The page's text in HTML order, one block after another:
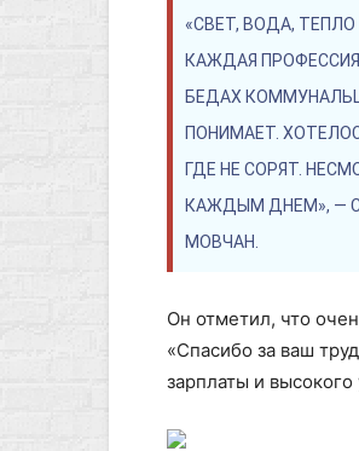
«СВЕТ, ВОДА,
КАЖДАЯ
БЕДАХ
ПОНИМАЕТ.
ГДЕ НЕ СОРЯТ.
КАЖДЫМ ДНЕМ», —
МОВЧАН.
Он отметил, что
«Спасибо за ваш
зарплаты и высокого